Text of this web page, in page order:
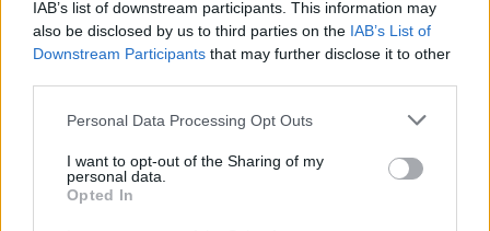
IAB’s list of downstream participants. This information may
also be disclosed by us to third parties on the IAB’s List of
Downstream Participants that may further disclose it to other
Personal Data Processing Opt Outs
I want to opt-out of the Sharing of my
personal data.
Opted In
TAGS: ΑΡΓΟΛΙΔΑ ΑΓΡΟΤΙΚΑ ΓΕΩΠΟΝΟΙ
ΑΡΔΕΥΣΗ
ΔΗΜΗΤΡΗΣ ΚΟΔΕΛΑΣ